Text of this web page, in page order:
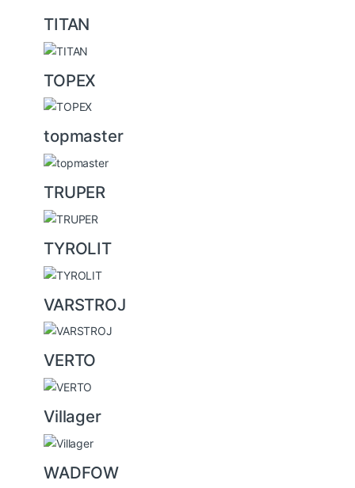
TITAN
TOPEX
topmaster
TRUPER
TYROLIT
VARSTROJ
VERTO
Villager
WADFOW